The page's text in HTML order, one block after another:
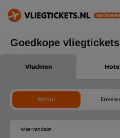
Goedkope vliegtickets